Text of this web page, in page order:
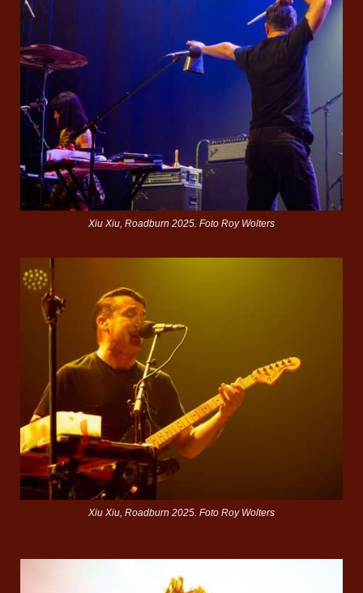
Xiu Xiu, Roadburn 2025. Foto Roy Wolters
Xiu Xiu, Roadburn 2025. Foto Roy Wolters